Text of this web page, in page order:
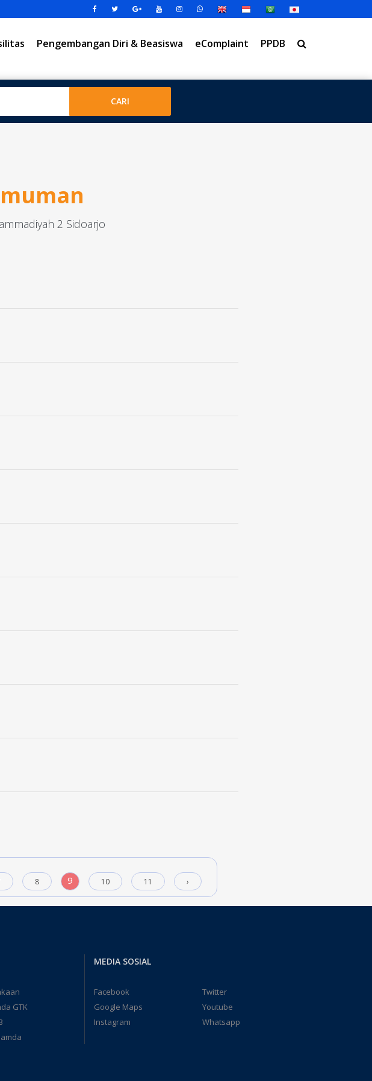
Pengembangan Diri & Beasiswa eComplaint PPDB
2 Sidoarjo
8 9 10 11 ›
GTK
MEDIA SOSIAL
Facebook
Twitter
Google Maps
Youtube
Instagram
Whatsapp